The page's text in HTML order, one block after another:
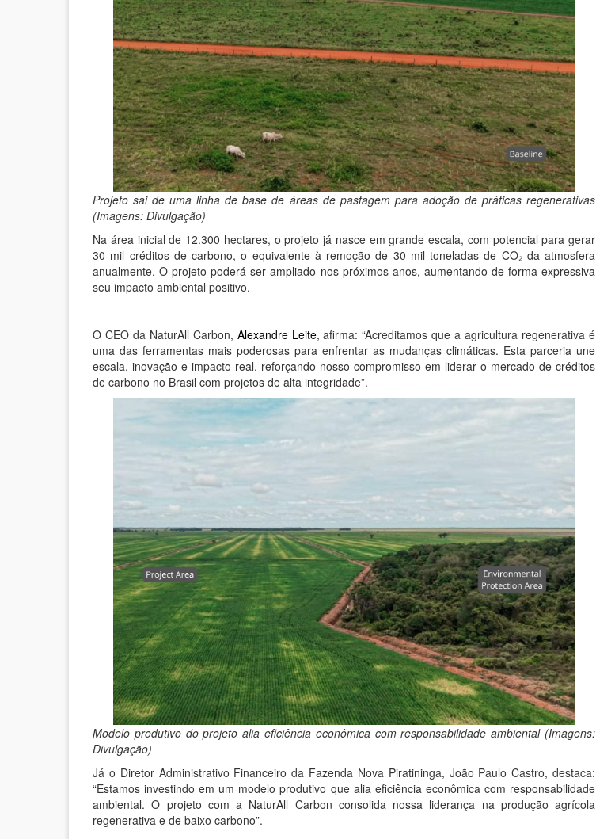
Projeto sai de uma linha de base de áreas de pastagem para adoção de práticas regenerativas
(Imagens: Divulgação)
Na área inicial de 12.300 hectares, o projeto já nasce em grande escala, com potencial para gerar
30 mil créditos de carbono, o equivalente à remoção de 30 mil toneladas de CO₂ da atmosfera
anualmente. O projeto poderá ser ampliado nos próximos anos, aumentando de forma expressiva
seu impacto ambiental positivo.
O CEO da NaturAll Carbon, Alexandre Leite, afirma: “Acreditamos que a agricultura regenerativa é
uma das ferramentas mais poderosas para enfrentar as mudanças climáticas. Esta parceria une
escala, inovação e impacto real, reforçando nosso compromisso em liderar o mercado de créditos
de carbono no Brasil com projetos de alta integridade”.
Modelo produtivo do projeto alia eficiência econômica com responsabilidade ambiental (Imagens:
Divulgação)
Já o Diretor Administrativo Financeiro da Fazenda Nova Piratininga, João Paulo Castro, destaca:
“Estamos investindo em um modelo produtivo que alia eficiência econômica com responsabilidade
ambiental. O projeto com a NaturAll Carbon consolida nossa liderança na produção agrícola
regenerativa e de baixo carbono”.